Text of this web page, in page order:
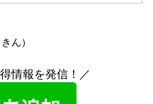
ん）
情報を発信！／